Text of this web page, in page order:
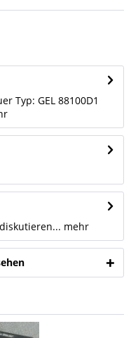
Typ: GEL 88100D1
mehr